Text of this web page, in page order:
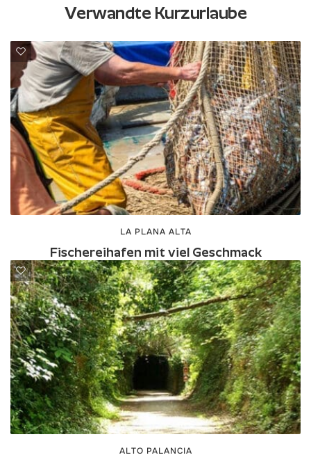
Verwandte Kurzurlaube
LA PLANA ALTA
Fischereihafen mit viel Geschmack
ALTO PALANCIA